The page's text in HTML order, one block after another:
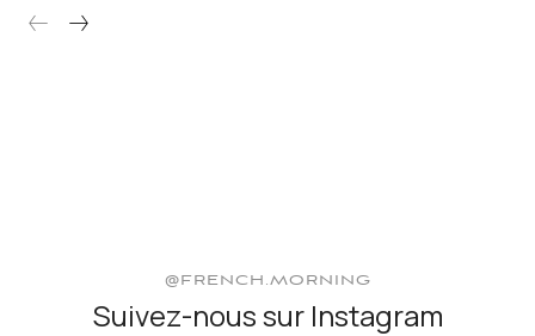
@FRENCH.MORNING
Suivez-nous sur Instagram